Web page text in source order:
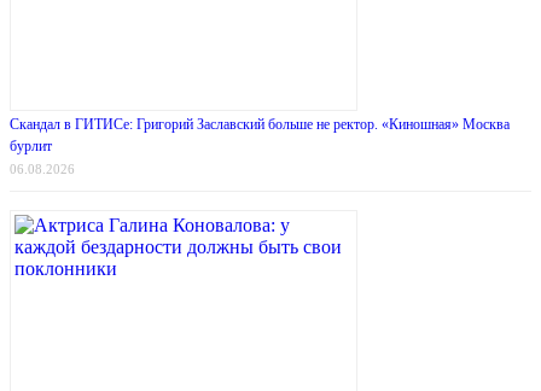
Скандал в ГИТИСе: Григорий Заславский больше не ректор. «Киношная» Москва
бурлит
06.08.2026